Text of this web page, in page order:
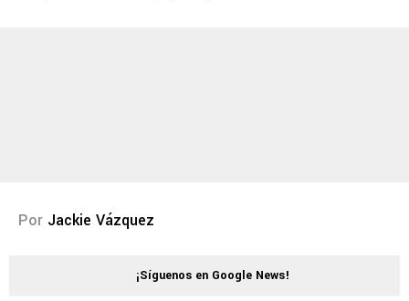
Por Jackie Vázquez
¡Síguenos en Google News!